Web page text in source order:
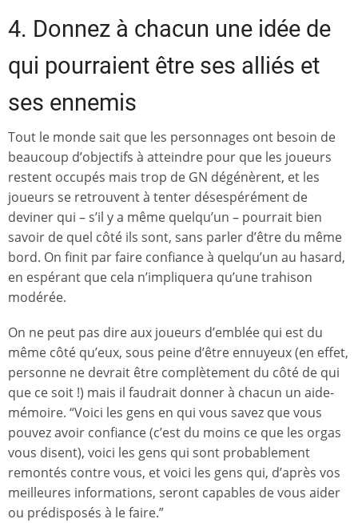
4. Donnez à chacun une idée de
qui pourraient être ses alliés et
ses ennemis
Tout le monde sait que les personnages ont besoin de
beaucoup d’objectifs à atteindre pour que les joueurs
restent occupés mais trop de GN dégénèrent, et les
joueurs se retrouvent à tenter désespérément de
deviner qui – s’il y a même quelqu’un – pourrait bien
savoir de quel côté ils sont, sans parler d’être du même
bord. On finit par faire confiance à quelqu’un au hasard,
en espérant que cela n’impliquera qu’une trahison
modérée.
On ne peut pas dire aux joueurs d’emblée qui est du
même côté qu’eux, sous peine d’être ennuyeux (en effet,
personne ne devrait être complètement du côté de qui
que ce soit !) mais il faudrait donner à chacun un aide-
mémoire. “Voici les gens en qui vous savez que vous
pouvez avoir confiance (c’est du moins ce que les orgas
vous disent), voici les gens qui sont probablement
remontés contre vous, et voici les gens qui, d’après vos
meilleures informations, seront capables de vous aider
ou prédisposés à le faire.”